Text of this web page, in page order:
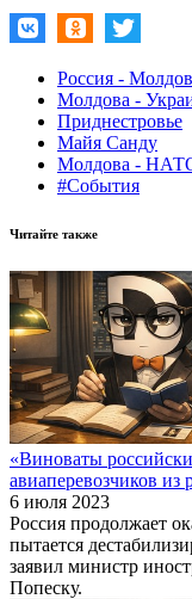
Россия -
Молдова -
Приднестровье
Майя Санду
Молдова -
#События
Читайте также
«Виноваты
авиаперевозчиков из
6 июля 2023
Россия продолжает
пытается
заявил министр
Попеску.